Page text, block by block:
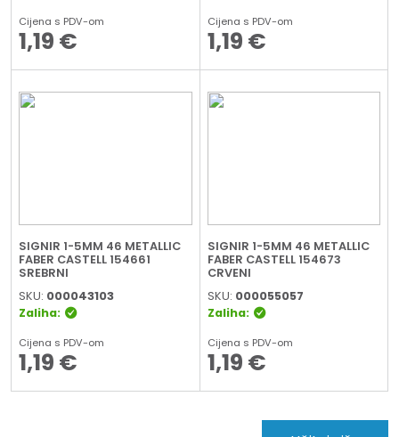
Cijena s PDV-om
1,19 €
Cijena s PDV-om
1,19 €
SIGNIR 1-5MM 46 METALLIC
FABER CASTELL 154661
SREBRNI
SKU: 000043103
Zaliha:
Cijena s PDV-om
1,19 €
SIGNIR 1-5MM 46 METALLIC
FABER CASTELL 154673
CRVENI
SKU: 000055057
Zaliha:
Cijena s PDV-om
1,19 €